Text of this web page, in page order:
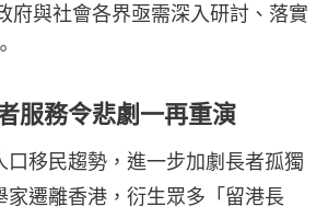
府與社會各界亟需深入研討、落實
服務令悲劇一再重演
口移民趨勢，進一步加劇長者孤獨
家遷離香港，衍生眾多「留港長